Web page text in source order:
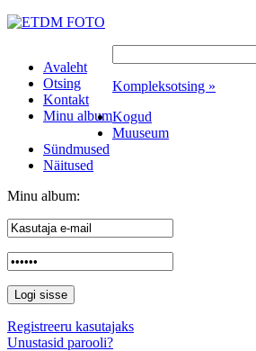
Avaleht
Otsing
Kontakt
Minu album
Kompleksotsing »
Kogud
Muuseum
Sündmused
Näitused
Minu album:
Registreeru kasutajaks
Unustasid parooli?